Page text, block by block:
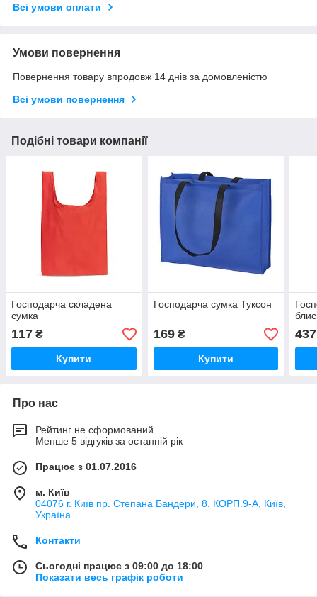
Всі умови оплати
Умови повернення
Повернення товару впродовж 14 днів за домовленістю
Всі умови повернення
Подібні товари компанії
Господарча складена
сумка
117 ₴
Купити
Господарча сумка Туксон
169₴
Купити
437
Про нас
Рейтинг не сформований
Менше 5 відгуків за останній рік
Працює з 01.07.2016
м. Київ
04076 г. Київ пр. Степана Бандери, 8. КОРП.9-А, Київ,
Україна
Контакти
Сьогодні працює з 09:00 до 18:00
Показати весь графік роботи